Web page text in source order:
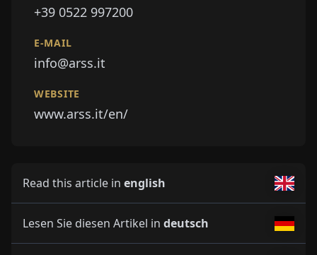
+39 0522 997200
E-MAIL
info@arss.it
WEBSITE
www.arss.it/en/
Read this article in english
Lesen Sie diesen Artikel in deutsch